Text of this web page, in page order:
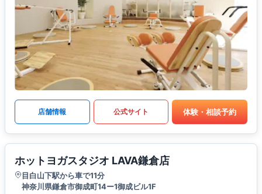
店舗情報 公式サイト 体験・相談予約
ホットヨガスタジオ LAVA鎌倉店
目白山下駅から車で11分
神奈川県鎌倉市御成町14ー1御成ビル1F